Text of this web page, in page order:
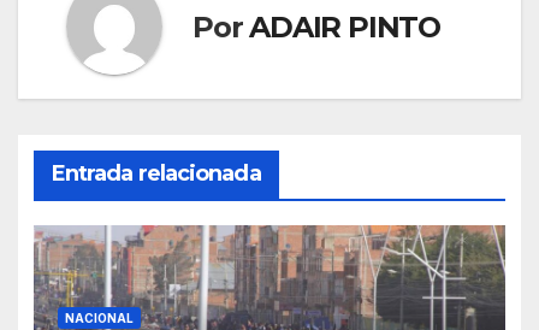
PorADAIR PINTO
Entrada relacionada
NACIONAL